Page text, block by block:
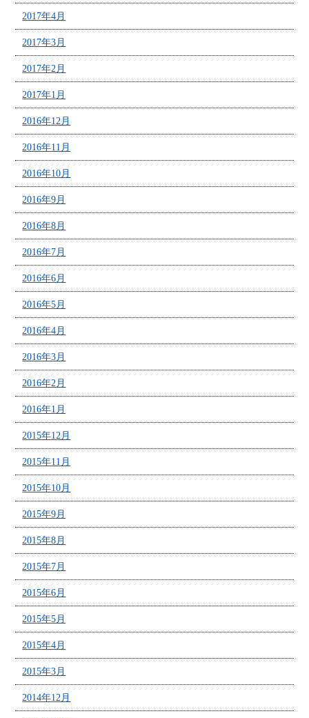
2017年4月
2017年3月
2017年2月
2017年1月
2016年12月
2016年11月
2016年10月
2016年9月
2016年8月
2016年7月
2016年6月
2016年5月
2016年4月
2016年3月
2016年2月
2016年1月
2015年12月
2015年11月
2015年10月
2015年9月
2015年8月
2015年7月
2015年6月
2015年5月
2015年4月
2015年3月
2014年12月